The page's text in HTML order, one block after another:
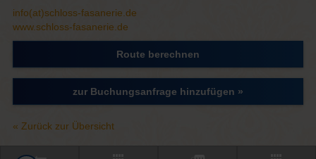
info(at)schloss-fasanerie.de
www.schloss-fasanerie.de
Route berechnen
zur Buchungsanfrage hinzufügen »
« Zurück zur Übersicht